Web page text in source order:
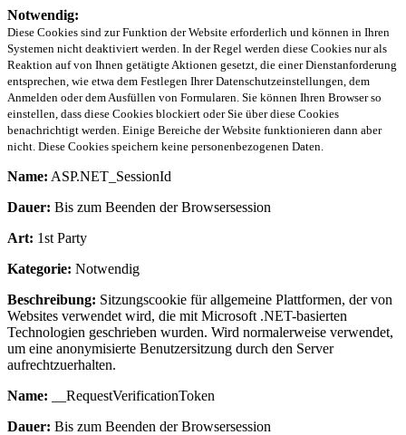
Notwendig:
Diese Cookies sind zur Funktion der Website erforderlich und können in Ihren
Systemen nicht deaktiviert werden. In der Regel werden diese Cookies nur als
Reaktion auf von Ihnen getätigte Aktionen gesetzt, die einer Dienstanforderung
entsprechen, wie etwa dem Festlegen Ihrer Datenschutzeinstellungen, dem
Anmelden oder dem Ausfüllen von Formularen. Sie können Ihren Browser so
einstellen, dass diese Cookies blockiert oder Sie über diese Cookies
benachrichtigt werden. Einige Bereiche der Website funktionieren dann aber
nicht. Diese Cookies speichern keine personenbezogenen Daten.
Name: ASP.NET_SessionId
Dauer: Bis zum Beenden der Browsersession
Art: 1st Party
Kategorie: Notwendig
Beschreibung: Sitzungscookie für allgemeine Plattformen, der von
Websites verwendet wird, die mit Microsoft .NET-basierten
Technologien geschrieben wurden. Wird normalerweise verwendet,
um eine anonymisierte Benutzersitzung durch den Server
aufrechtzuerhalten.
Name: __RequestVerificationToken
Dauer: Bis zum Beenden der Browsersession